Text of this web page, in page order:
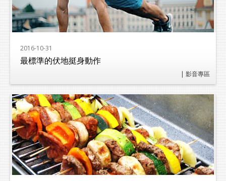
2016-10-31
最標準的伏地挺身動作
| 影音專區